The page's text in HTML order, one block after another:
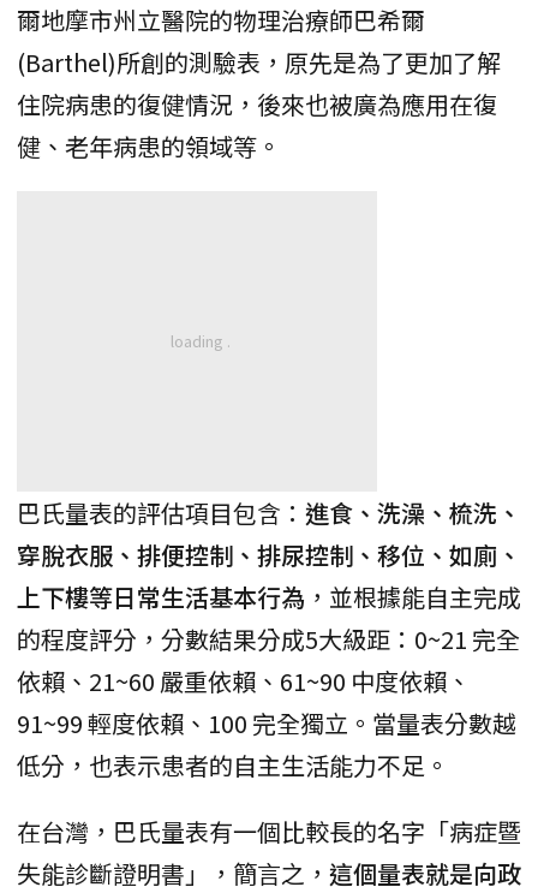
爾地摩市州立醫院的物理治療師巴希爾
(Barthel)所創的測驗表，原先是為了更加了解
住院病患的復健情況，後來也被廣為應用在復
健、老年病患的領域等。
巴氏量表的評估項目包含： 進食、洗澡、梳洗、
穿脫衣服、排便控制、排尿控制、移位、如廁、
上下樓等日常生活基本行為 ，並根據能自主完成
的程度評分，分數結果分成5大級距：0~21 完全
依賴、21~60 嚴重依賴、61~90 中度依賴、
91~99 輕度依賴、100 完全獨立。當量表分數越
低分，也表示患者的自主生活能力不足。
在台灣，巴氏量表有一個比較長的名字「病症暨
失能診斷證明書」，簡言之， 這個量表就是向政